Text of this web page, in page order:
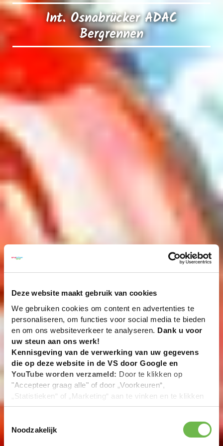
Deze website maakt gebruik van cookies
We gebruiken cookies om content en advertenties te
personaliseren, om functies voor social media te bieden
en om ons websiteverkeer te analyseren. Dank u voor
uw steun aan ons werk!
Kennisgeving van de verwerking van uw gegevens
die op deze website in de VS door Google en
YouTube worden verzameld: Door te klikken op
"Accepteer graag alle" of door „Voorkeuren“,
„Statistieken“ of „Marketing“ aan te vinken en te klikken
op "Selectie handmatig instellen", stemt u er ook mee in
overeenstemming met Art. 49 (1) zin 1 lit. a DSGVO. De
VS zijn door het Europees Hof van Justitie beoordeeld
Noodzakelijk
Int. Osnabrücker ADAC
Bergrennen